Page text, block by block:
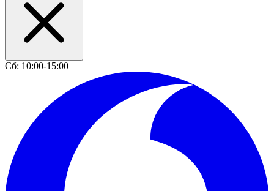
Сб: 10:00-15:00